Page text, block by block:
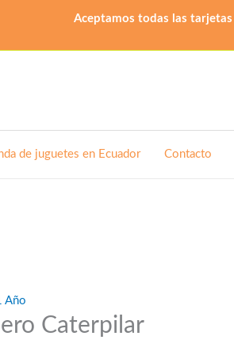
Aceptamos todas las
de juguetes en Ecuador Contacto
Año
Caterpilar